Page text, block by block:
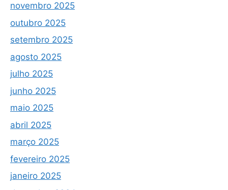
novembro 2025
outubro 2025
setembro 2025
agosto 2025
julho 2025
junho 2025
maio 2025
abril 2025
março 2025
fevereiro 2025
janeiro 2025